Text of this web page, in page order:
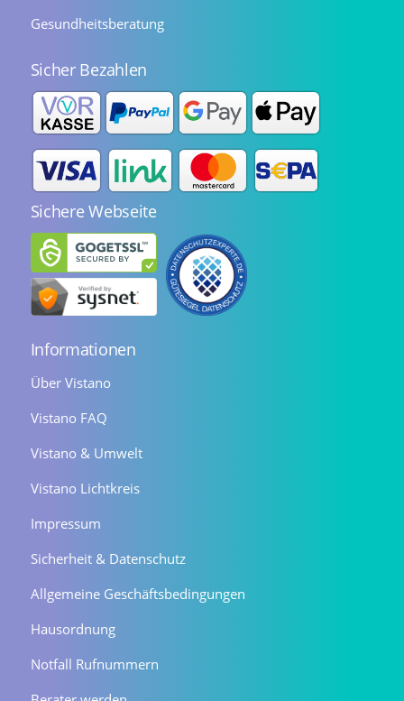
Gesundheitsberatung
Sicher Bezahlen
Sichere Webseite
Informationen
Über Vistano
Vistano FAQ
Vistano & Umwelt
Vistano Lichtkreis
Impressum
Sicherheit & Datenschutz
Allgemeine Geschäftsbedingungen
Hausordnung
Notfall Rufnummern